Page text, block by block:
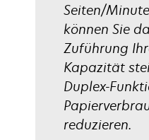
Seiten/
können Sie
Zuführung
Kapazität
Duplex-
reduzieren.